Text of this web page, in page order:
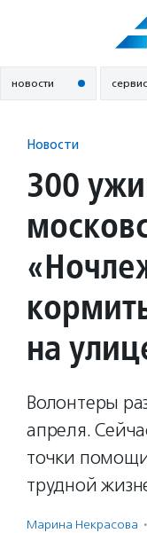
новости
Новости
300
на
Волонтеры
апреля.
точки
трудной
Марина Некрасова ·